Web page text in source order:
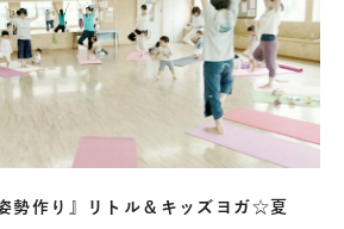
勢作り』リトル＆キッズヨガ☆夏